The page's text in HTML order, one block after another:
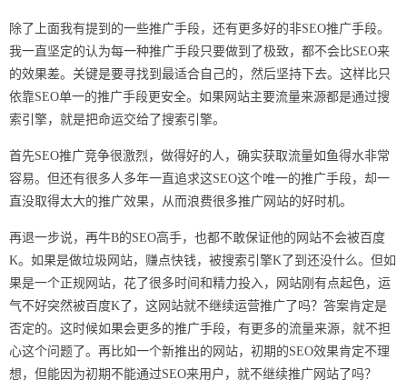
除了上面我有提到的一些推广手段，还有更多好的非SEO推广手段。
我一直坚定的认为每一种推广手段只要做到了极致，都不会比SEO来
的效果差。关键是要寻找到最适合自己的，然后坚持下去。这样比只
依靠SEO单一的推广手段更安全。如果网站主要流量来源都是通过搜
索引擎，就是把命运交给了搜索引擎。
首先SEO推广竞争很激烈，做得好的人，确实获取流量如鱼得水非常
容易。但还有很多人多年一直追求这SEO这个唯一的推广手段，却一
直没取得太大的推广效果，从而浪费很多推广网站的好时机。
再退一步说，再牛B的SEO高手，也都不敢保证他的网站不会被百度
K。如果是做垃圾网站，赚点快钱，被搜索引擎K了到还没什么。但如
果是一个正规网站，花了很多时间和精力投入，网站刚有点起色，运
气不好突然被百度K了，这网站就不继续运营推广了吗？答案肯定是
否定的。这时候如果会更多的推广手段，有更多的流量来源，就不担
心这个问题了。再比如一个新推出的网站，初期的SEO效果肯定不理
想，但能因为初期不能通过SEO来用户，就不继续推广网站了吗？